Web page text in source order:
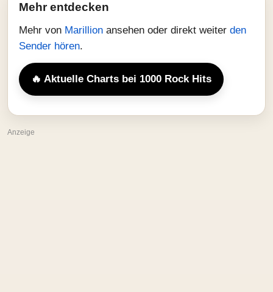
Mehr entdecken
Mehr von Marillion ansehen oder direkt weiter den
Sender hören.
🔥 Aktuelle Charts bei 1000 Rock Hits
Anzeige